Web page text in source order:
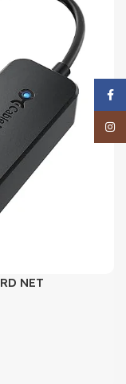
NET